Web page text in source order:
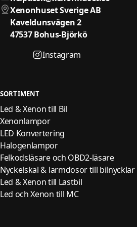
Xenonhuset Sverige AB
Kaveldunsvägen 2
47537 Bohus-Björkö
Instagram
SORTIMENT
Led & Xenon till Bil
Xenonlampor
LED Konvertering
Halogenlampor
Felkodsläsare och OBD2-läsare
Nyckelskal & larmdosor till bilnycklar
Led & Xenon till Lastbil
Led och Xenon till MC